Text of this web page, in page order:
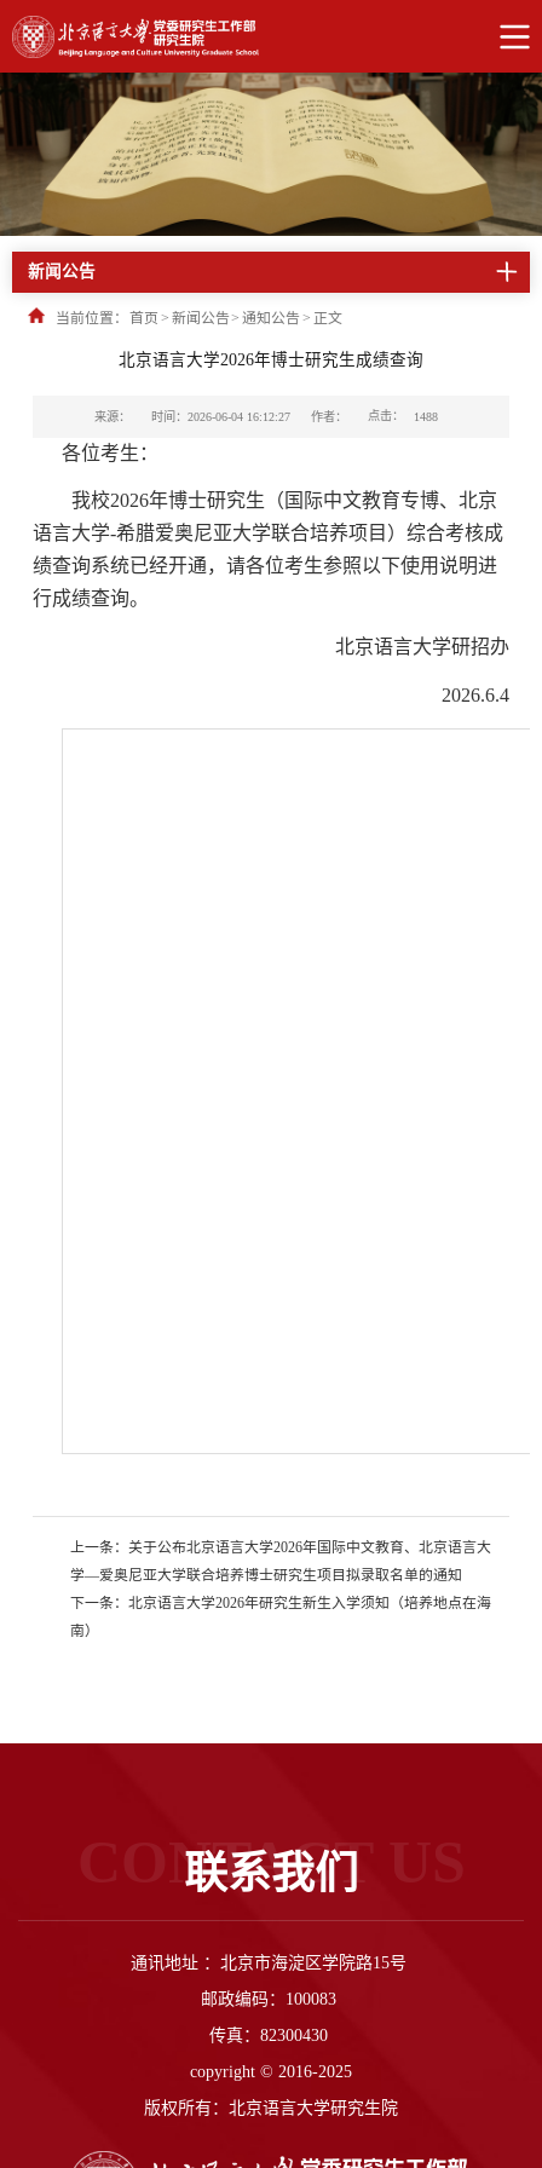
新闻公告
当前位置： 首页 > 新闻公告> 通知公告 > 正文
北京语言大学2026年博士研究生成绩查询
来源： 时间：2026-06-04 16:12:27 作者： 点击： 1488
各位考生：
我校2026年博士研究生（国际中文教育专博、北京
语言大学-希腊爱奥尼亚大学联合培养项目）综合考核成
绩查询系统已经开通，请各位考生参照以下使用说明进
行成绩查询。
北京语言大学研招办
2026.6.4
上一条： 关于公布北京语言大学2026年国际中文教育、北京语言大
学—爱奥尼亚大学联合培养博士研究生项目拟录取名单的通知
下一条： 北京语言大学2026年研究生新生入学须知（培养地点在海
南）
联系我们
CONTACT US
通讯地址 ：北京市海淀区学院路15号
邮政编码：100083
传真：82300430
copyright © 2016-2025
版权所有：北京语言大学研究生院